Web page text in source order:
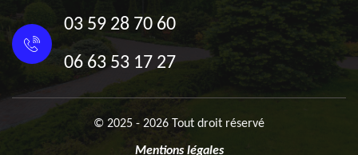
03 59 28 70 60
06 63 53 17 27
© 2025 - 2026 Tout droit réservé
Mentions légales